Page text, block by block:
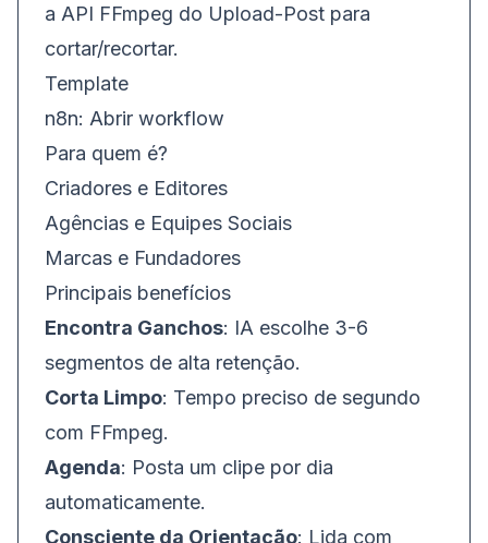
a API FFmpeg do Upload-Post para
cortar/recortar.
Template
n8n: Abrir workflow
Para quem é?
Criadores e Editores
Agências e Equipes Sociais
Marcas e Fundadores
Principais benefícios
Encontra Ganchos: IA escolhe 3-6
segmentos de alta retenção.
Corta Limpo: Tempo preciso de segundo
com FFmpeg.
Agenda: Posta um clipe por dia
automaticamente.
Consciente da Orientação: Lida com